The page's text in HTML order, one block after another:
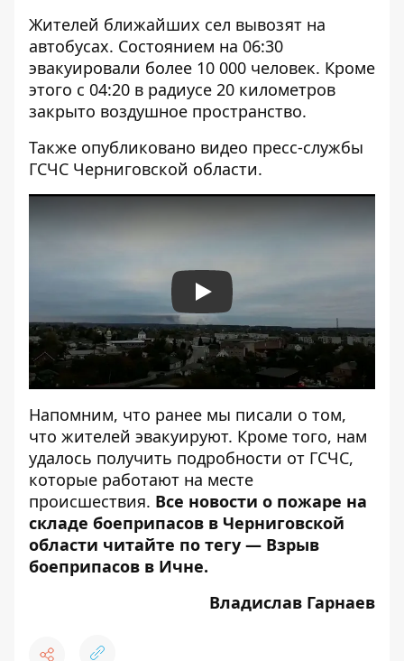
Жителей ближайших сел вывозят на
автобусах. Состоянием на 06:30
эвакуировали более 10 000 человек. Кроме
этого с 04:20 в радиусе 20 километров
закрыто воздушное пространство.
Также опубликовано видео пресс-службы
ГСЧС Черниговской области.
Play
Напомним, что ранее мы писали о том,
что жителей эвакуируют. Кроме того, нам
удалось получить подробности от ГСЧС,
которые работают на месте
происшествия. Все новости о пожаре на
складе боеприпасов в Черниговской
области читайте по тегу — Взрыв
боеприпасов в Ичне.
Владислав Гарнаев